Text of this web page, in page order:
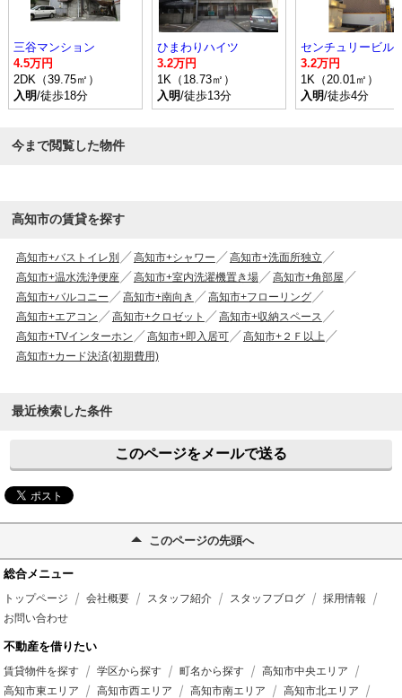
三谷マンション
4.5万円
2DK（39.75㎡）
入明/徒歩18分
ひまわりハイツ
3.2万円
1K（18.73㎡）
入明/徒歩13分
センチュリービル
3.2万円
1K（20.01㎡）
入明/徒歩4分
今まで閲覧した物件
高知市の賃貸を探す
高知市+バストイレ別 高知市+シャワー
高知市+洗面所独立
高知市+温水洗浄便座
高知市+室内洗濯機置き場
高知市+角部屋
高知市+バルコニー
高知市+南向き
高知市+フローリング
高知市+エアコン
高知市+クロゼット
高知市+収納スペース
高知市+TVインターホン
高知市+即入居可
高知市+２Ｆ以上
高知市+カード決済(初期費用)
最近検索した条件
このページをメールで送る
このページの先頭へ
総合メニュー
トップページ 会社概要 スタッフ紹介 スタッフブログ
採用情報
お問い合わせ
不動産を借りたい
賃貸物件を探す 学区から探す 町名から探す
高知市中央エリア
高知市東エリア
高知市西エリア 高知市南エリア
高知市北エリア